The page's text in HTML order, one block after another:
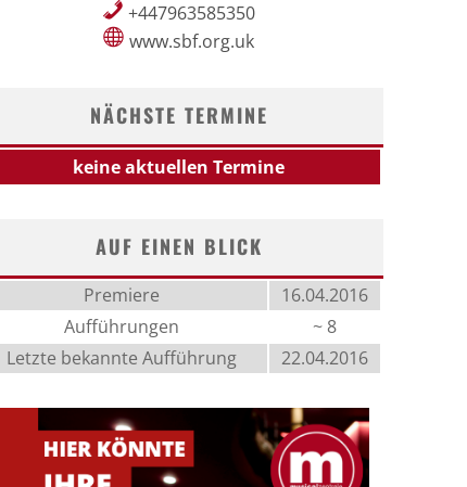
+447963585350
www.sbf.org.uk
NÄCHSTE TERMINE
keine aktuellen Termine
AUF EINEN BLICK
Premiere
16.04.2016
Aufführungen
~ 8
Letzte bekannte Aufführung
22.04.2016